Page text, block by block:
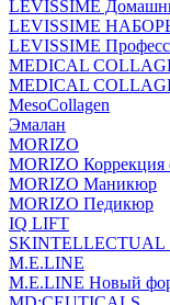
LEVISSIME
LEVISSIME
LEVISSIME
MEDICAL
MEDICAL
MesoCollagen
Эмалан
MORIZO
MORIZO
MORIZO Маникюр
MORIZO Педикюр
IQ LIFT
SKINTELLECTUAL
M.E.LINE
M.E.LINE Новый